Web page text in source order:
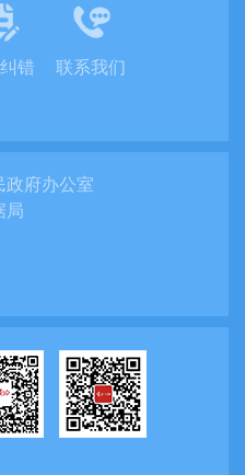
错 联系我们
政府办公室
局